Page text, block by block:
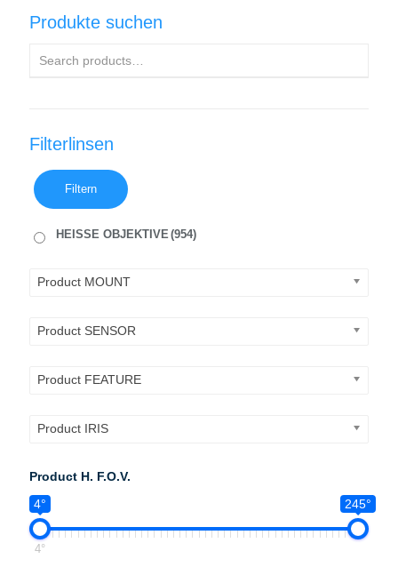
Produkte suchen
Filterlinsen
Filtern
HEISSE OBJEKTIVE(954)
Product MOUNT
Product SENSOR
Product FEATURE
Product IRIS
Product H. F.O.V.
4°
245°
4°